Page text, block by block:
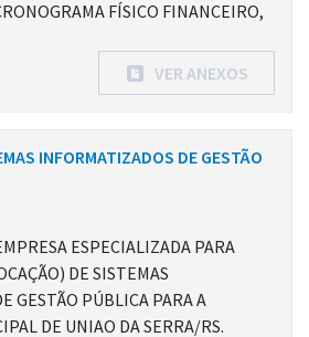
FÍSICO FINANCEIRO,
VER ANEXOS
INFORMATIZADOS DE GESTÃO
ESPECIALIZADA PARA
DE SISTEMAS
GESTÃO PÚBLICA PARA A
DE UNIAO DA SERRA/RS.